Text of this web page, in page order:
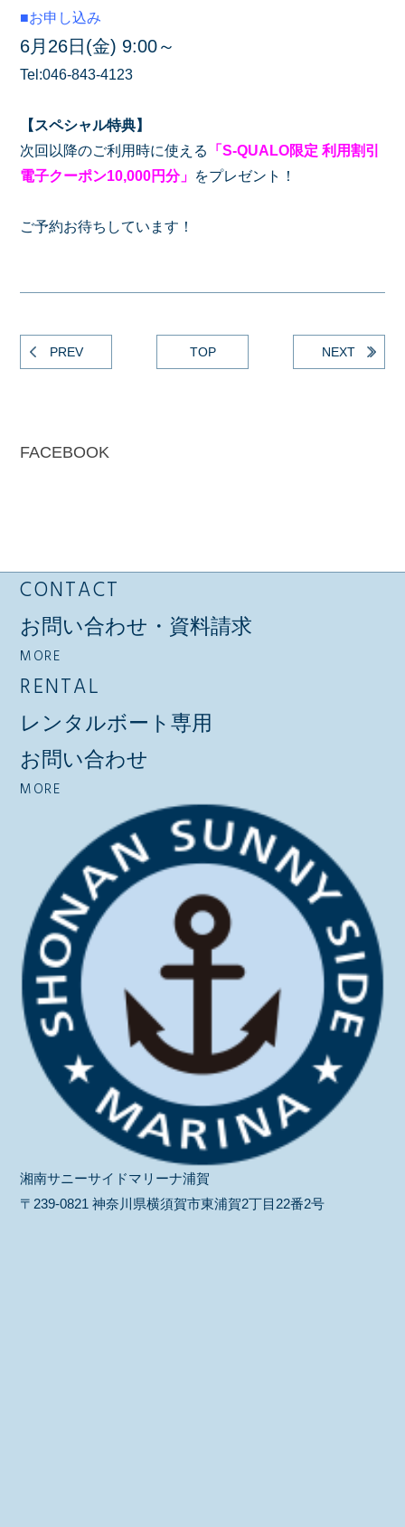
■お申し込み
6月26日(金) 9:00～
Tel:046-843-4123
【スペシャル特典】
次回以降のご利用時に使える
「S-QUALO限定 利用割引
電子クーポン10,000円分」 をプレゼント！
ご予約お待ちしています！
PREV TOP NEXT
FACEBOOK
CONTACT
お問い合わせ・資料請求
MORE
RENTAL
レンタルボート専用
お問い合わせ
MORE
湘南サニーサイドマリーナ浦賀
〒239-0821 神奈川県横須賀市東浦賀2丁目22番2号